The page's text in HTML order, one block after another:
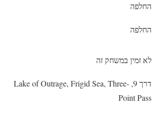
החלפה
החלפה
לא זמין במשחק זה
דרך 9, Lake of Outrage, Frigid Sea, Three-
Point Pass